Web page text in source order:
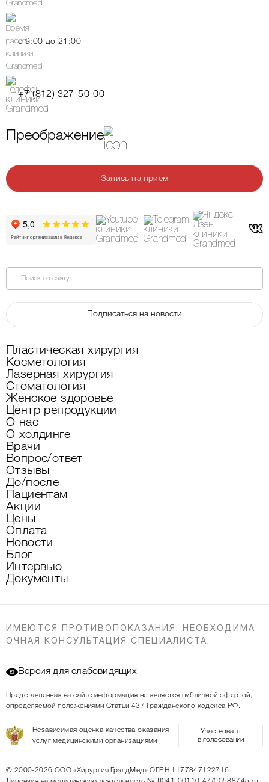
c 9:00 до 21:00
+7 (812) 327-50-00
Преображение
Запись на прием
Поиск по сайту
Подписаться на новости
Пластическая хирургия
Косметология
Лазерная хирургия
Стоматология
Женское здоровье
Центр репродукции
О нас
О холдинге
Врачи
Вопрос/ответ
Отзывы
До/после
Пациентам
Акции
Цены
Оплата
Новости
Блог
Интервью
Документы
ИМЕЮТСЯ ПРОТИВОПОКАЗАНИЯ. НЕОБХОДИМА
ОЧНАЯ КОНСУЛЬТАЦИЯ СПЕЦИАЛИСТА.
Версия для слабовидящих
Представленная на сайте информация не является публичной офертой,
определяемой положениями Статьи 437 Гражданского кодекса РФ.
Независимая оценка качества оказания
услуг медицинскими организациями
Участвовать
в голосовании
© 2000-2026 ООО «Хирургия ГрандМед» ОГРН 1177847122716